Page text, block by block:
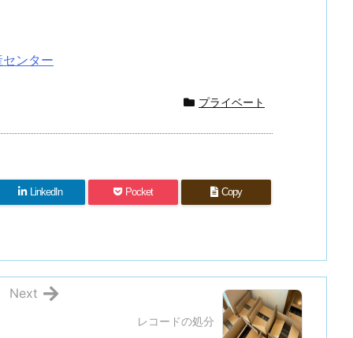
ンター
プライベート
LinkedIn Pocket Copy
レコードの処分
Next